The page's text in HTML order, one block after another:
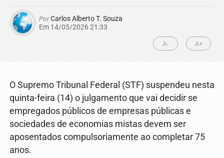
PorCarlos Alberto T. Souza
Em 14/05/2026 21:33
A- A+
O Supremo Tribunal Federal (STF) suspendeu nesta
quinta-feira (14) o julgamento que vai decidir se
empregados públicos de empresas públicas e
sociedades de economias mistas devem ser
aposentados compulsoriamente ao completar 75
anos.